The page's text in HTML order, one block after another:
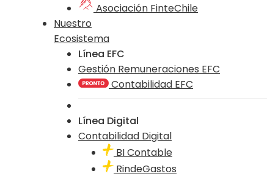
Asociación FinteChile
Nuestro
Ecosistema
Línea EFC
Gestión Remuneraciones EFC
Contabilidad EFC
Línea Digital
Contabilidad Digital
BI Contable
RindeGastos